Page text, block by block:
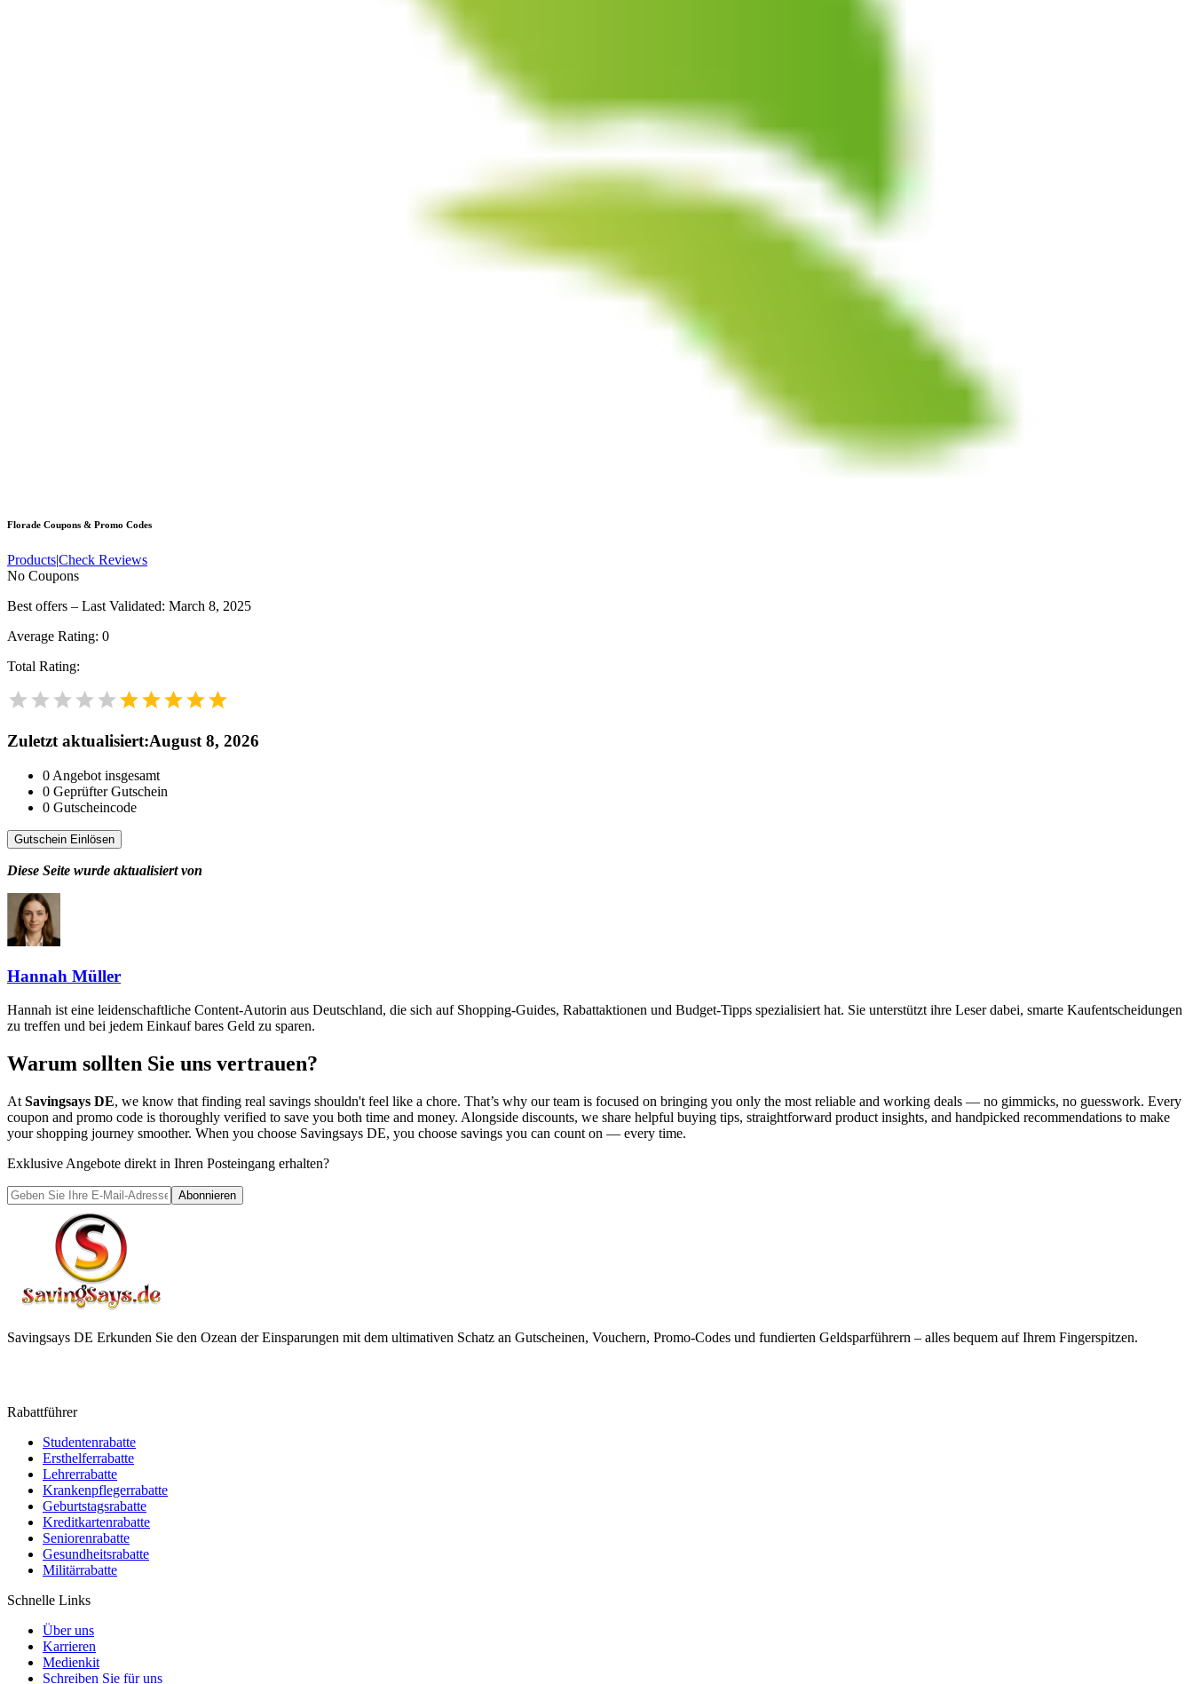
Florade Coupons & Promo Codes
Products|Check Reviews
No Coupons
Best offers – Last Validated: March 8, 2025
Average Rating: 0
Total Rating:
Zuletzt aktualisiert:August 8, 2026
0 Angebot insgesamt
0 Geprüfter Gutschein
0 Gutscheincode
Gutschein Einlösen
Diese Seite wurde aktualisiert von
Hannah Müller
Hannah ist eine leidenschaftliche Content-Autorin aus Deutschland, die sich auf Shopping-Guides, Rabattaktionen und Budget-Tipps spezialisiert hat. Sie unterstützt ihre Leser dabei, smarte Kaufentscheidungen
zu treffen und bei jedem Einkauf bares Geld zu sparen.
Warum sollten Sie uns vertrauen?
At Savingsays DE, we know that finding real savings shouldn't feel like a chore. That’s why our team is focused on bringing you only the most reliable and working deals — no gimmicks, no guesswork. Every
coupon and promo code is thoroughly verified to save you both time and money. Alongside discounts, we share helpful buying tips, straightforward product insights, and handpicked recommendations to make
your shopping journey smoother. When you choose Savingsays DE, you choose savings you can count on — every time.
Exklusive Angebote direkt in Ihren Posteingang erhalten?
Abonnieren
Savingsays DE Erkunden Sie den Ozean der Einsparungen mit dem ultimativen Schatz an Gutscheinen, Vouchern, Promo-Codes und fundierten Geldsparführern – alles bequem auf Ihrem Fingerspitzen.
Rabattführer
Studentenrabatte
Ersthelferrabatte
Lehrerrabatte
Krankenpflegerrabatte
Geburtstagsrabatte
Kreditkartenrabatte
Seniorenrabatte
Gesundheitsrabatte
Militärrabatte
Schnelle Links
Über uns
Karrieren
Medienkit
Schreiben Sie für uns